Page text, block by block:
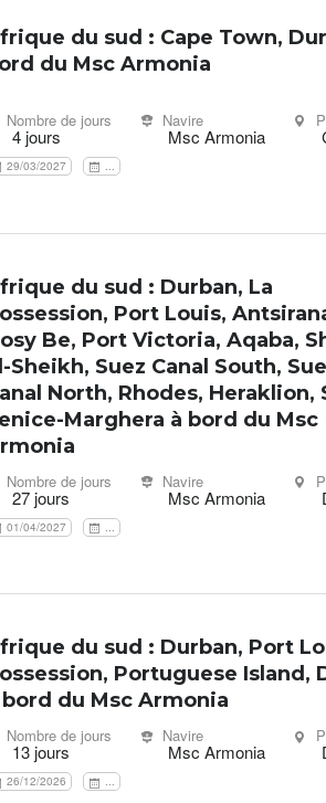
du sud : Cape Town,
du Msc Armonia
Nombre de jours
4 jours
Navire
Msc Armonia
29/03/2027 ...
du sud : Durban, La
Port Louis,
Be, Port Victoria, Aqaba,
Sheikh, Suez Canal South,
North, Rhodes, Heraklion,
Marghera à bord du Msc
Nombre de jours
27 jours
Navire
Msc Armonia
01/04/2027
du sud : Durban, Port
Portuguese Island,
bord du Msc Armonia
Nombre de jours
13 jours
Navire
Msc Armonia
26/12/2026 ...